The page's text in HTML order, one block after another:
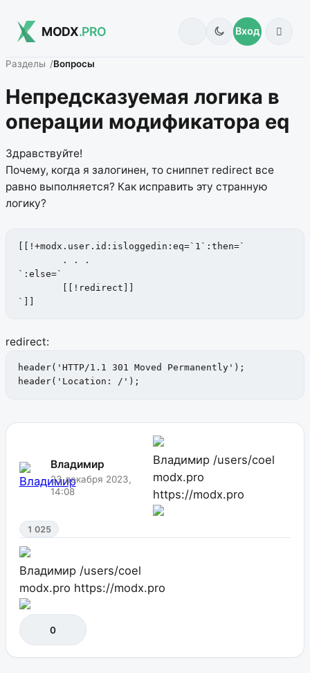
MODX.PRO Вход
Разделы Вопросы
Непредсказуемая логика в
операции модификатора eq
Здравствуйте!
Почему, когда я залогинен, то сниппет redirect все
равно выполняется? Как исправить эту странную
логику?
[[!+modx.user.id:isloggedin:eq=`1`:then=`
`:else=`
`]]
redirect:
header('HTTP/1.1 301 Moved Permanently');
header('Location: /');
Владимир
23 декабря 2023,
14:08
Владимир /users/coel
modx.pro
https://modx.pro
1 025
Владимир /users/coel
modx.pro https://modx.pro
0